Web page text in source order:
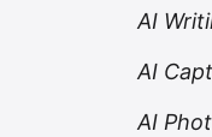
AI
AI
AI